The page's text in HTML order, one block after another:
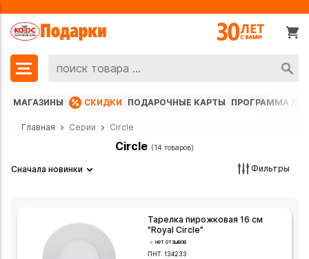
МАГАЗИНЫ СКИДКИ ПОДАРОЧНЫЕ КАРТЫ ПРОГРАММА
Главная Серии Circle
Circle (14 товаров)
Сначала новинки Фильтры
Тарелка пирожковая 16 см
"Royal Circle"
нет отзывов
ПНТ:134233